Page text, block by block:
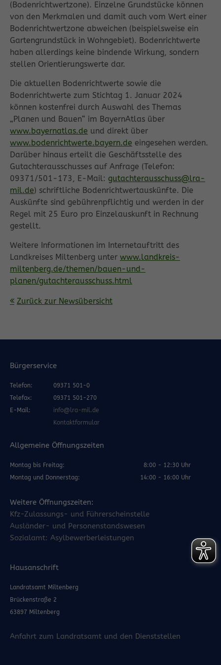
(Bodenrichtwertzone). Einzelne Grundstücke können
von den Merkmalen und damit auch vom Wert einer
Bodenrichtwertzone abweichen (beispielsweise ein
Gartengrundstück in Wohngebiet). Bodenrichtwerte
haben allerdings keine bindende Wirkung, sondern
stellen Orientierungswerte dar.
Die aktuellen Bodenrichtwerte sowie die
Bodenrichtwerte zum Stichtag 1. Januar 2024
können kostenfrei durch Auswahl des Themas
„Planen und Bauen“ im BayernAtlas über
www.bayernatlas.de und direkt über
www.bodenrichtwerte.bayern.de eingesehen werden.
Darüber hinaus erteilt die Geschäftsstelle des
Gutachterausschusses auf Anfrage (Telefon:
09371/501-173, E-Mail: gutachterausschuss@lra-
mil.de) schriftliche Bodenrichtwertauskünfte. Die
Auskünfte sind gebührenpflichtig und werden in der
Regel mit 25 Euro pro Einzelauskunft in Rechnung
gestellt.
Weitere Informationen im Internetauftritt des
Landkreises Miltenberg unter www.landkreis-
miltenberg.de/themen/bauen-und-
planen/gutachterausschuss.html
Zurück zur Newsübersicht
Bürgerservice
Telefon:
09371 501-0
Telefax:
09371 501-270
E-Mail:
info@lra-mil.de
Kontaktformular
Allgemeine Öffnungszeiten
Montag bis Freitag:
8:00 - 12:30 Uhr
Montag und Donnerstag:
14:00 - 16:00 Uhr
Weitere Öffnungszeiten:
Kfz-Zulassungs- und Führerscheinstelle
Ausländer- und Personenstandswesen
Sozialamt: Asylbewerberleistungen
Hausanschrift
Landratsamt Miltenberg
Brückenstraße 2
63897 Miltenberg
Anfahrt zum Landratsamt und den Dienststellen